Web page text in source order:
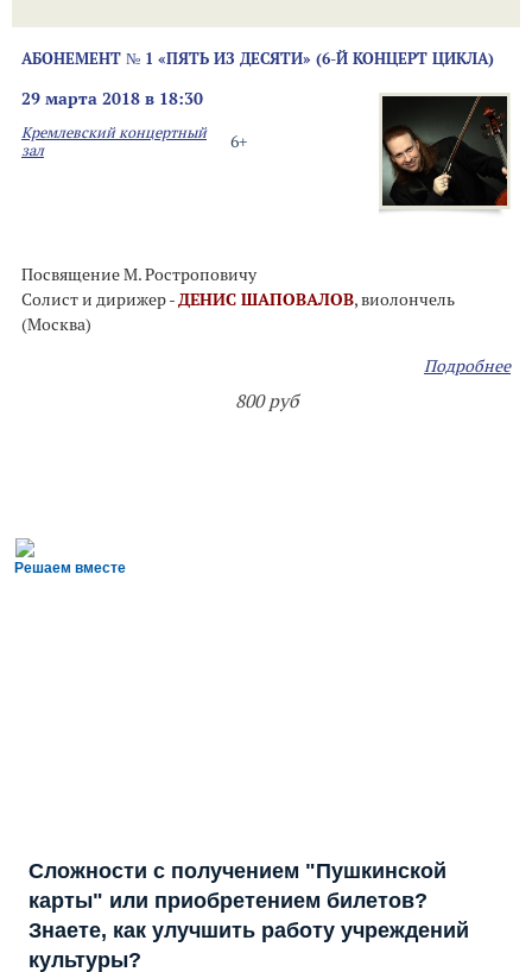
АБОНЕМЕНТ № 1 «ПЯТЬ ИЗ ДЕСЯТИ» (6-Й КОНЦЕРТ ЦИКЛА)
29 марта 2018 в 18:30
6+
Кремлевский концертный
зал
Посвящение М. Ростроповичу
Солист и дирижер -ДЕНИС ШАПОВАЛОВ, виолончель
(Москва)
Подробнее
800 руб
Решаем вместе
Сложности с получением "Пушкинской
карты" или приобретением билетов?
Знаете, как улучшить работу учреждений
культуры?